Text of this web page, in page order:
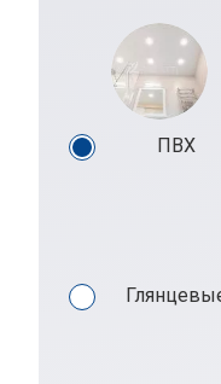
ПВХ